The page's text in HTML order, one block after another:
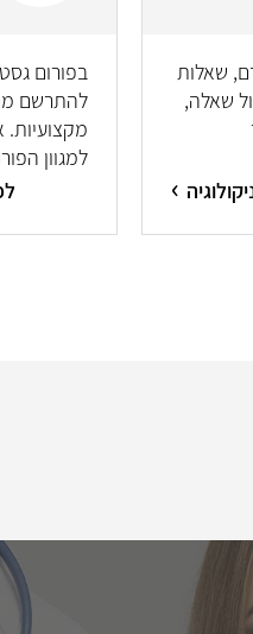
שאלות
שאלה,
בפורום
להתרשם
מקצועיות.
למגוון
מיטב